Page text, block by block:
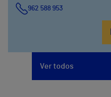
962 588 953
Ver todos